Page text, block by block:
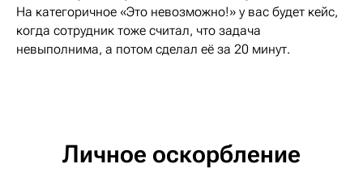
На категоричное «Это невозможно!» у вас будет кейс,
когда сотрудник тоже считал, что задача
невыполнима, а потом сделал её за 20 минут.
Личное оскорбление